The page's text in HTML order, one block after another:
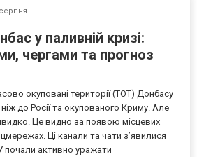
у паливній кризі:
чергами та прогноз
окуповані території (ТОТ) Донбасу
до Росії та окупованого Криму. Але
Це видно за появою місцевих
Ці канали та чати з’явилися
почали активно уражати